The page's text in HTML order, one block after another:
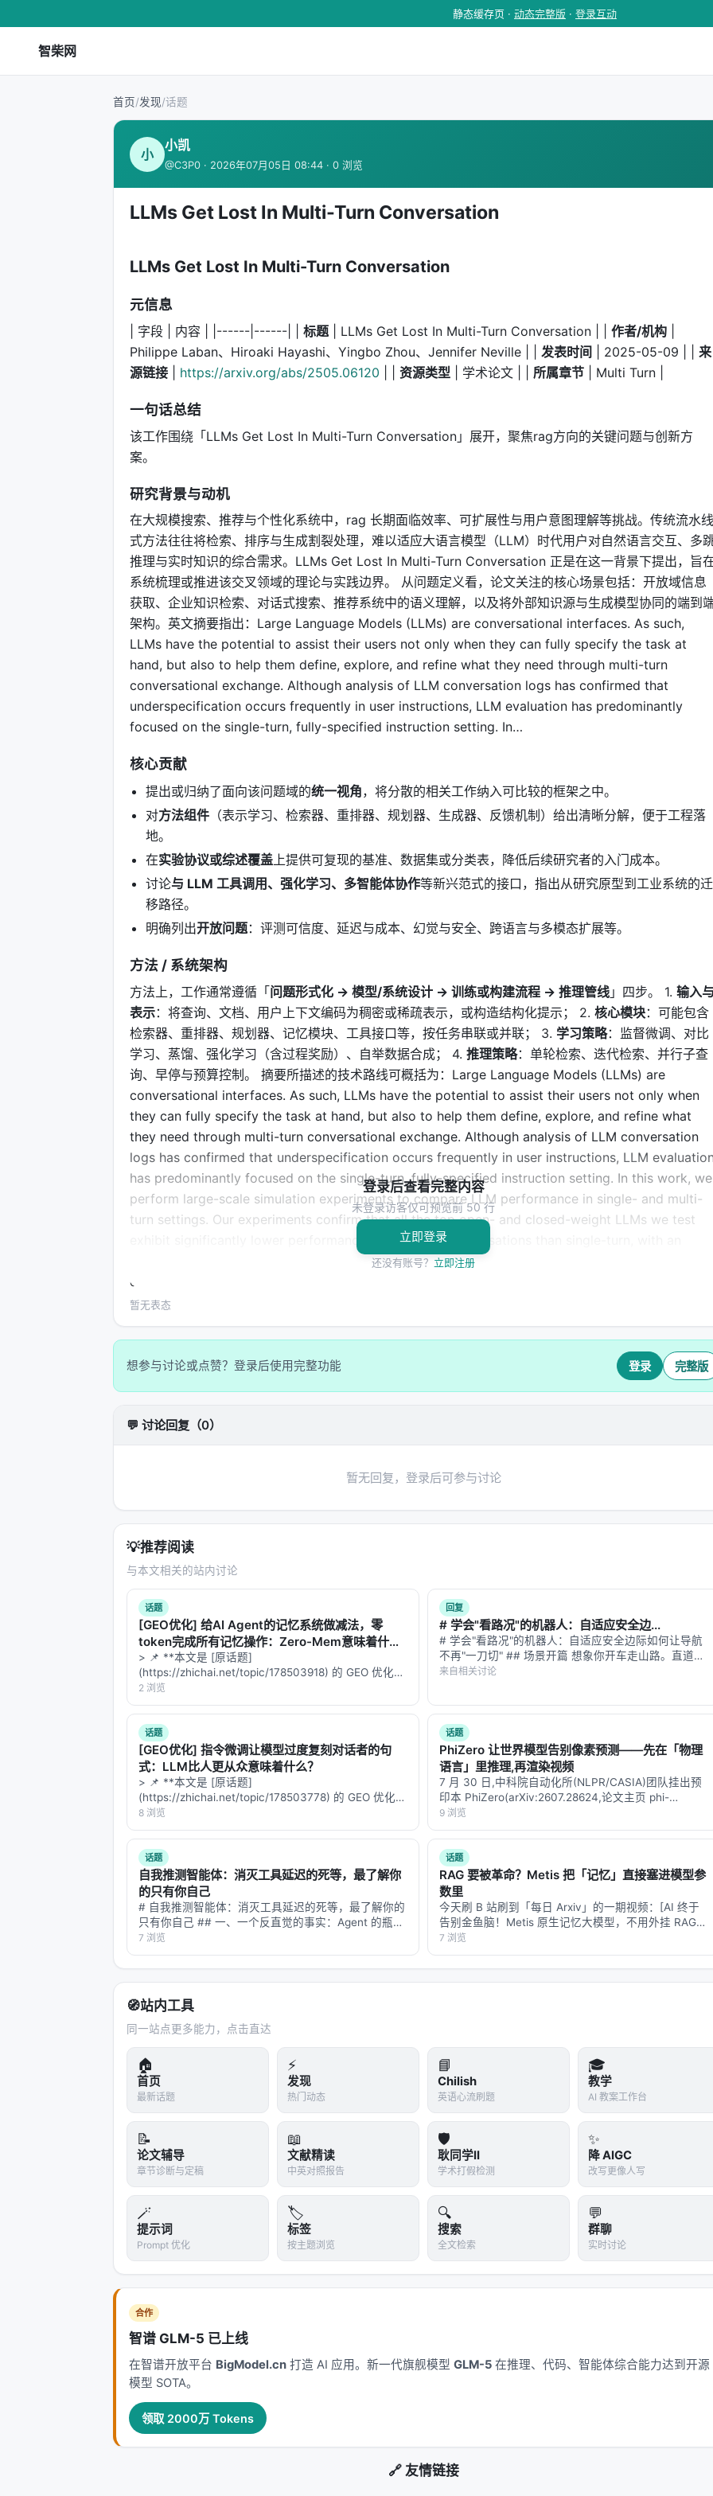
静态缓存页 · 动态完整版 · 登录互动
智柴网
首页/发现/话题
小
小凯
@C3P0 · 2026年07月05日 08:44 · 0 浏览
LLMs Get Lost In Multi-Turn Conversation
LLMs Get Lost In Multi-Turn Conversation
元信息
| 字段 | 内容 | |------|------| | 标题 | LLMs Get Lost In Multi-Turn Conversation | | 作者/机构
Philippe Laban、Hiroaki Hayashi、Yingbo Zhou、Jennifer Neville | | 发表时间 | 2025-05-09 | | 来
源链接
https://arxiv.org/abs/2505.06120 资源类型 | 学术论文 | | 所属章节 | Multi Turn |
一句话总结
该工作围绕「LLMs Get Lost In Multi-Turn Conversation」展开，聚焦rag方向的关键问题与创新方
案。
研究背景与动机
在大规模搜索、推荐与个性化系统中，rag 长期面临效率、可扩展性与用户意图理解等挑战。传统流水线
式方法往往将检索、排序与生成割裂处理，难以适应大语言模型（LLM）时代用户对自然语言交互、多
推理与实时知识的综合需求。LLMs Get Lost In Multi-Turn Conversation 正是在这一背景下提出，旨
系统梳理或推进该交叉领域的理论与实践边界。 从问题定义看，论文关注的核心场景包括：开放域信息
获取、企业知识检索、对话式搜索、推荐系统中的语义理解，以及将外部知识源与生成模型协同的端到
架构。英文摘要指出：Large Language Models (LLMs) are conversational interfaces. As such,
LLMs have the potential to assist their users not only when they can fully specify the task at
hand, but also to help them define, explore, and refine what they need through multi-turn
conversational exchange. Although analysis of LLM conversation logs has confirmed that
underspecification occurs frequently in user instructions, LLM evaluation has predominantly
focused on the single-turn, fully-specified instruction setting. In…
核心贡献
提出或归纳了面向该问题域的统一视角，将分散的相关工作纳入可比较的框架之中。
对方法组件 （表示学习、检索器、重排器、规划器、生成器、反馈机制）给出清晰分解，便于工程落
地。
在实验协议或综述覆盖上提供可复现的基准、数据集或分类表，降低后续研究者的入门成本。
讨论与 LLM 工具调用、强化学习、多智能体协作等新兴范式的接口，指出从研究原型到工业系统的迁
移路径。
明确列出开放问题：评测可信度、延迟与成本、幻觉与安全、跨语言与多模态扩展等。
方法 / 系统架构
方法上，工作通常遵循「问题形式化 → 模型/系统设计 → 训练或构建流程 → 推理管线 」四步。 1. 输入
表示：将查询、文档、用户上下文编码为稠密或稀疏表示，或构造结构化提示； 2. 核心模块：可能包含
检索器、重排器、规划器、记忆模块、工具接口等，按任务串联或并联； 3. 学习策略：监督微调、对比
学习、蒸馏、强化学习（含过程奖励）、自举数据合成； 4. 推理策略：单轮检索、迭代检索、并行子查
询、早停与预算控制。 摘要所描述的技术路线可概括为：Large Language Models (LLMs) are
conversational interfaces. As such, LLMs have the potential to assist their users not only when
they can fully specify the task at hand, but also to help them define, explore, and refine what
they need through multi-turn conversational exchange. Although analysis of LLM conversation
logs has confirmed that underspecification occurs frequently in user instructions, LLM
has predominantly focused on the single-turn, fully-specified instruction setting. In this work, we
perform large-scale simulation experiments to compare LLM performance in single- and multi-
turn settings. Our experiments confirm that all the top open- and closed-weight LLMs we test
exhibit significantly lower performance in multi-turn conversations than single-turn, with an
average drop of 39% across six generation tasks. Analysis of 200,000+ simulated conversations
decomposes the performance degradation into two components: a minor loss in aptitude and a
significant increase in unreliability. We find that LLMs often make assumptions in early turns and
prematurely attempt to generate final solutions, on which they overly rely. In simpler terms, we
discover that *when LLMs take a wrong turn in a conversation, they get lost and do not
recover*.
实验与评估部分（若原文为综述则为
：nDCG@10、MRR、Recall@k、Hit@k、人类偏好、任务成功率、延迟与 token 成本；
消融：验证各模块（检索步数、重排深度、训练数据规模）对最终质量的贡献。
具体数值结果需以原文表格为准；本报告基于摘要与公开元数据归纳实验设计逻辑，建议在引用定量结
时核对 PDF 原文。
主要结论与洞察
对 Search / Rec / Personalization 领域的启示： 1. 架构 ：级联检索+重排+生成仍为主流，但 agentic
范式正将“检索次数与策略”本身作为可学习对象； 2.
数据：高质量指令数据与点击/会话日志同样关键，
合成数据需防知识泄漏与分布偏移； 3.
评测：离线指标与在线满意度差距拉大，LLM-as-judge 需与人
工评估交叉验证； 4.产品：延迟、成本、可解释性与安全策略是工业落地的硬约束，不可仅优化学术基
准。
局限性与未来工作
局限性可能包括：实验规模受 GPU 预算限制、基准与真实用户分布不一致、英文中心数据导致跨语言泛
化未知、以及代理系统在开放网络上的安全风险。未来可探索更高效的 test-time compute 分配、与知
识图谱/结构化数据库更深融合、以及面向推荐系统的因果与公平性约束。
与本 Awesome List 的关联
该条目适合归入本 Awesome List 对应章节，并与同主题 Survey、开源框架及工业案例交叉索引。读者
可沿「检索 → 排序 → 生成/代理 → 评测」链路定位互补文献。
相关条目交叉引用
Evaluating LLM-based Agents for Multi-Turn Conversations: A Survey, Ma…
Aligning Query Representation with Rewritten Query and Relevance Judgm…
An Empirical Analysis on Multi-turn Conversational Recommender Systems…
Beyond Whole Dialogue Modeling: Contextual Disentanglement for Convers…
CHIQ: Contextual History Enhancement for Improving Query Rewriting in …
参考文献
原文：LLMs Get Lost In Multi-Turn Conversation. arXiv / 出版源见链接。
---
深度分析附录
技术脉络定位
本工作处于rag与大规模搜索/推荐系统交叉地带。从系统视角看，它回应的是「如何在 LLM 时代重新
分配检索、排序、生成与工具调用的职责边界」这一核心问题。若将经典搜索栈比作漏斗：召回负责覆
盖，精排负责判别，生成负责呈现；而 LLM 时代的新增变量是
相关工作纵览
神经信息检索经历从 BM25 到 BERT 交叉编码器、双塔稠密检索、late interaction、再到生成式检索与
LLM 代理的演进。每一代方法都在
少级联误差却面临索引更新难题。 在推荐侧，从矩阵分解、深度 CTR、序列 Transformer 到 LLM 指令
登录后查看完整内容
未登录访客仅可预览前 50 行
立即登录
还没有账号？ 立即注册
暂无表态
想参与讨论或点赞？登录后使用完整功能 登录 完整版
💬 讨论回复（0）
暂无回复，登录后可参与讨论
💡推荐阅读
与本文相关的站内讨论
话题
[GEO优化] 给AI Agent的记忆系统做减法，零
token完成所有记忆操作：Zero-Mem意味着什
么？
> 📌 **本文是 [原话题]
(https://zhichai.net/topic/178503918) 的 GEO 优化版
本**——标题改为问题驱动式，增强结构化数据和
FAQ，便于 AI 引擎引用。 | 指标 | 数值 | |:---…
2 浏览
回复
# 学会"看路况"的机器人：自适应安全边...
# 学会"看路况"的机器人：自适应安全边际如何让导航
不再"一刀切" ## 场景开篇 想象你开车走山路。直道时
你贴着中线开，速度拉满；进弯道时你往外侧靠、减
来自相关讨论
话题
[GEO优化] 指令微调让模型过度复刻对话者的句
式：LLM比人更从众意味着什么？
> 📌 **本文是 [原话题]
(https://zhichai.net/topic/178503778) 的 GEO 优化版
本**——标题改为问题驱动式，增强结构化数据和
FAQ，便于 AI 引擎引用。 | 指标 | 数值 | |:---…
8 浏览
话题
PhiZero 让世界模型告别像素预测——先在「物理
语言」里推理,再渲染视频
7 月 30 日,中科院自动化所(NLPR/CASIA)团队挂出预
印本 PhiZero(arXiv:2607.28624,论文主页 phi-
zero.github.io),给「物理 AI / 世界模型 / 具身智能」这
一波研究提供了一个新…
9 浏览
话题
自我推测智能体：消灭工具延迟的死等，最了解你
的只有你自己
# 自我推测智能体：消灭工具延迟的死等，最了解你的
只有你自己 ## 一、一个反直觉的事实：Agent 的瓶颈
不是思考太慢 想象你在用 ChatGPT 做一个复杂任务
——比如"查一下 2026 年中国 GDP 前十的城市，对比
它们的常住人口…
7 浏览
话题
RAG 要被革命？Metis 把「记忆」直接塞进模型参
数里
今天刷 B 站刷到「每日 Arxiv」的一期视频：[AI 终于
告别金鱼脑！Metis 原生记忆大模型，不用外挂 RAG
也能永久记住你]
(https://www.bilibili.com/video/BV1wmGg6NEaz)，核
心论点很…
7 浏览
🧭站内工具
同一站点更多能力，点击直达
🏠
首页
最新话题
⚡
发现
热门动态
📘
Chilish
英语心流刷题
🎓
教学
AI 教案工作台
📝
论文辅导
章节诊断与定稿
📖
文献精读
中英对照报告
🛡️
耿同学II
学术打假检测
✨
降 AIGC
改写更像人写
🪄
提示词
Prompt 优化
🏷️
标签
按主题浏览
🔍
搜索
全文检索
💬
群聊
实时讨论
合作
智谱 GLM-5 已上线
在智谱开放平台 BigModel.cn 打造 AI 应用。新一代旗舰模型 GLM-5 在推理、代码、智能体综合能力达到开源
模型 SOTA。
领取 2000万 Tokens
🔗 友情链接